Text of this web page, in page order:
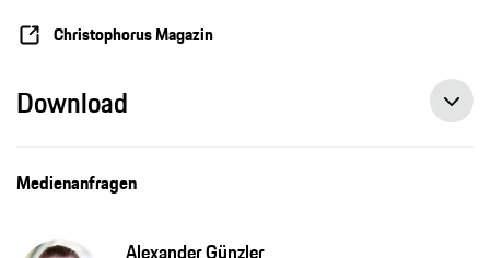
Christophorus Magazin
Download
Medienanfragen